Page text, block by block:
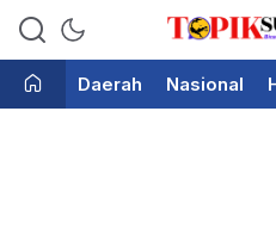
Topik
Bicara
Daerah
Nasional